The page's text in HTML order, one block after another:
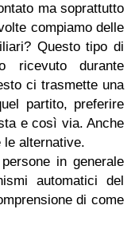
ma soprattutto
compiamo delle
Questo tipo di
ricevuto durante
ci trasmette una
partito, preferire
e così via. Anche
le alternative.
in generale
automatici del
di come